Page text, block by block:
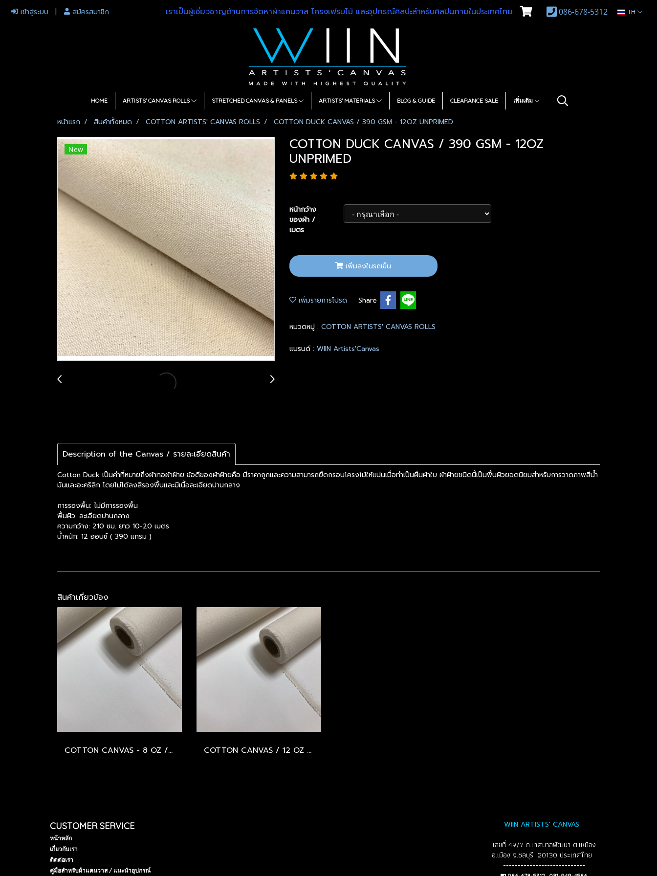
เข้าสู่ระบบ สมัครสมาชิก เราเป็นผู้เชี่ยวชาญด้านการจัดหาผ้าแคนวาส โครงเฟรมไม้ และอุปกรณ์ศิลปะสำหรับศิลปินภายในประเทศไทย 086-678-5312 TH
HOME ARTISTS' CANVAS ROLLS STRETCHED CANVAS & PANELS ARTISTS' MATERIALS BLOG & GUIDE CLEARANCE SALE เพิ่มเติม
หน้าแรก สินค้าทั้งหมด COTTON ARTISTS' CANVAS ROLLS COTTON DUCK CANVAS / 390 GSM - 12OZ UNPRIMED
New COTTON DUCK CANVAS / 390 GSM - 12OZ
UNPRIMED
หน้ากว้าง
ของผ้า /
เมตร
เพิ่มลงในรถเข็น
เพิ่มรายการโปรด Share
หมวดหมู่ : COTTON ARTISTS' CANVAS ROLLS
แบรนด์ : WIIN Artists'Canvas
Description of the Canvas / รายละเอียดสินค้า
Cotton Duck เป็นคำที่หมายถึงผ้าทอผ้าฝ้าย ข้อดีของผ้าฝ้ายคือ มีราคาถูกและความสามารถยืดกรอบโครงไม้ให้แน่นเมื่อทำเป็นผืนผ้าใบ ผ้าฝ้ายชนิดนี้เป็นพื้นผิวยอดนิยมสำหรับการวาดภาพสีน้ำ
มันและอะคริลิก โดยไม่ได้ลงสีรองพื้นและมีเนื้อละเอียดปานกลาง
การรองพื้น: ไม่มีการรองพื้น
พื้นผิว: ละเอียดปานกลาง
ความกว้าง: 210 ซม. ยาว 10-20 เมตร
น้ำหนัก: 12 ออนซ์ ( 390 แกรม )
สินค้าเกี่ยวข้อง
COTTON CANVAS - 8 OZ / 380 GSM / WHITE & BLACK PRIMED COTTON CANVAS / 12 OZ / 500 GSM / UNIVERSAL PRIMED
CUSTOMER SERVICE
หน้าหลัก
เกี่ยวกับเรา
ติดต่อเรา
คู่มือสำหรับผ้าแคนวาส / แนะนำอุปกรณ์
WIIN ARTISTS' CANVAS
เลขที่ 49/7 ถ.เทศบาลพัฒนา ต.เหมือง
อ.เมือง จ.ชลบุรี 20130 ประเทศไทย
----------------------------